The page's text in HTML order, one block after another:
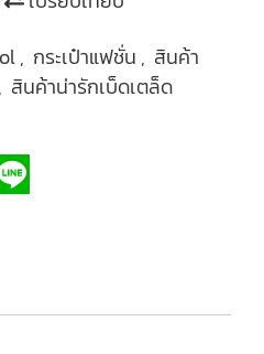
, กระเป๋าแฟชั่น , สินค้า
, สินค้าน่ารักเบ็ดเตล็ด